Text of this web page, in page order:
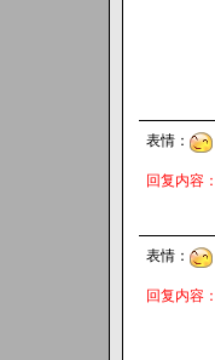
表情：
回复内容：
表情：
回复内容：